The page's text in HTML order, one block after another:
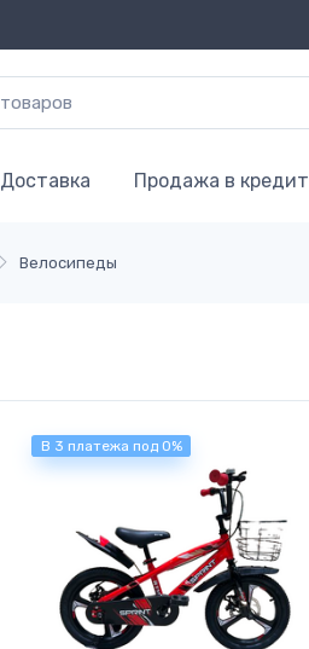
Доставка Продажа в кредит
Велосипеды
В 3 платежа под 0%